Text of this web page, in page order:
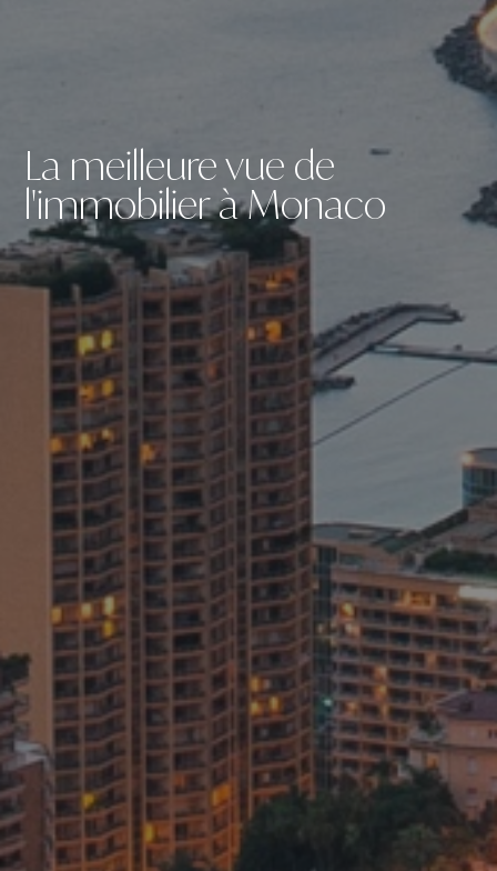
La meilleure vue de
l'immobilier à Monaco